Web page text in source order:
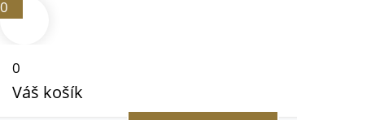
0
0
Váš košík